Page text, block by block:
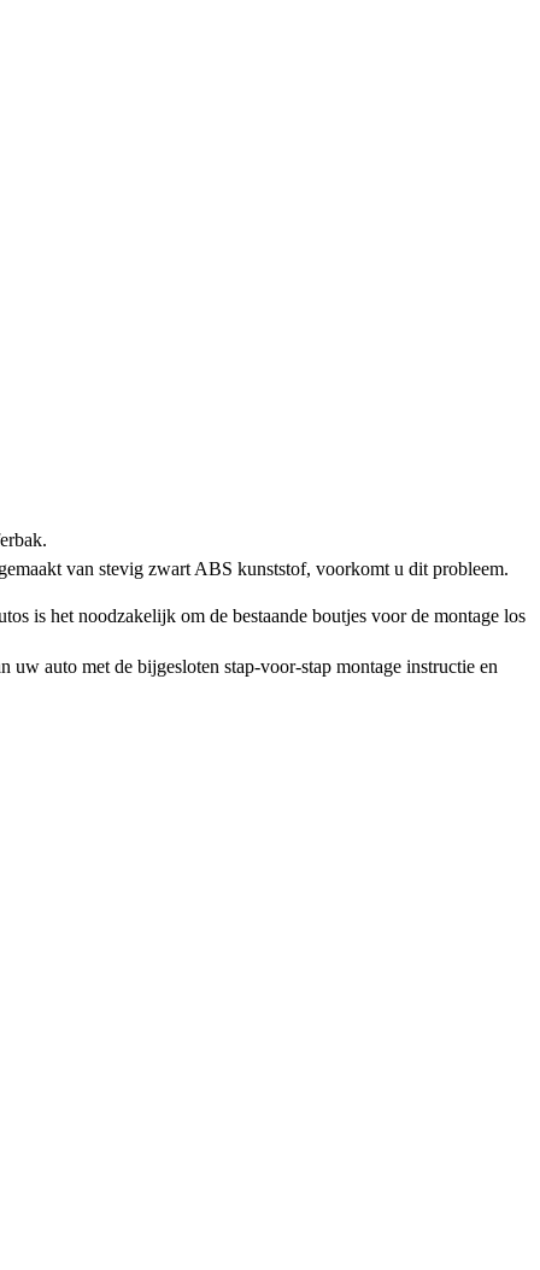
van stevig zwart ABS kunststof, voorkomt u dit probleem.
is het noodzakelijk om de bestaande boutjes voor de montage los
auto met de bijgesloten stap-voor-stap montage instructie en